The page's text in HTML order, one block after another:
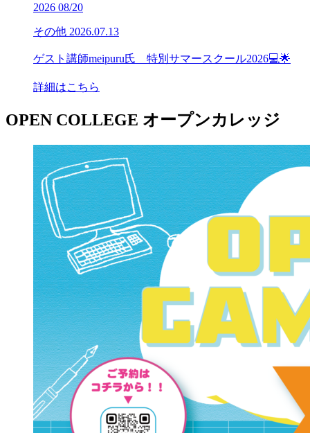
2026 08/20
その他 2026.07.13
ゲスト講師meipuru氏 特別サマースクール2026💻🌟
詳細はこちら
OPEN COLLEGE オープンカレッジ